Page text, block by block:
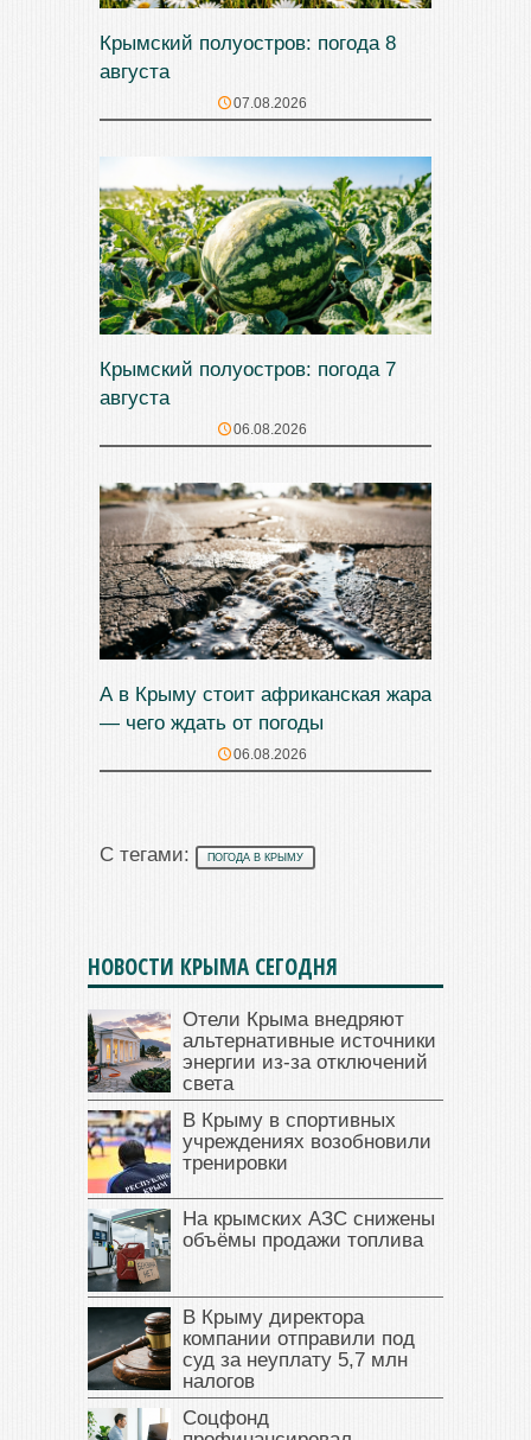
Крымский полуостров: погода 8
августа
07.08.2026
Крымский полуостров: погода 7
августа
06.08.2026
А в Крыму стоит африканская жара
— чего ждать от погоды
06.08.2026
С тегами: ПОГОДА В КРЫМУ
НОВОСТИ КРЫМА СЕГОДНЯ
Отели Крыма внедряют
альтернативные источники
энергии из-за отключений
света
В Крыму в спортивных
учреждениях возобновили
тренировки
На крымских АЗС снижены
объёмы продажи топлива
В Крыму директора
компании отправили под
суд за неуплату 5,7 млн
налогов
Соцфонд